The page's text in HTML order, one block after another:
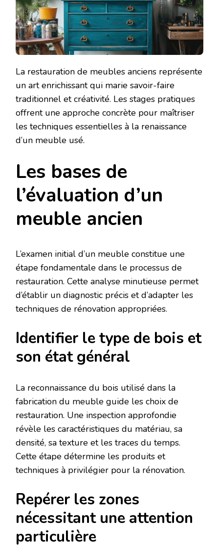
La restauration de meubles anciens représente
un art enrichissant qui marie savoir-faire
traditionnel et créativité. Les stages pratiques
offrent une approche concrète pour maîtriser
les techniques essentielles à la renaissance
d’un meuble usé.
Les bases de
l’évaluation d’un
meuble ancien
L’examen initial d’un meuble constitue une
étape fondamentale dans le processus de
restauration. Cette analyse minutieuse permet
d’établir un diagnostic précis et d’adapter les
techniques de rénovation appropriées.
Identifier le type de bois et
son état général
La reconnaissance du bois utilisé dans la
fabrication du meuble guide les choix de
restauration. Une inspection approfondie
révèle les caractéristiques du matériau, sa
densité, sa texture et les traces du temps.
Cette étape détermine les produits et
techniques à privilégier pour la rénovation.
Repérer les zones
nécessitant une attention
particulière